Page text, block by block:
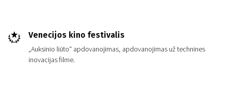
Venecijos kino festivalis
„Auksinio liūto“ apdovanojimas, apdovanojimas už technines
inovacijas filme.